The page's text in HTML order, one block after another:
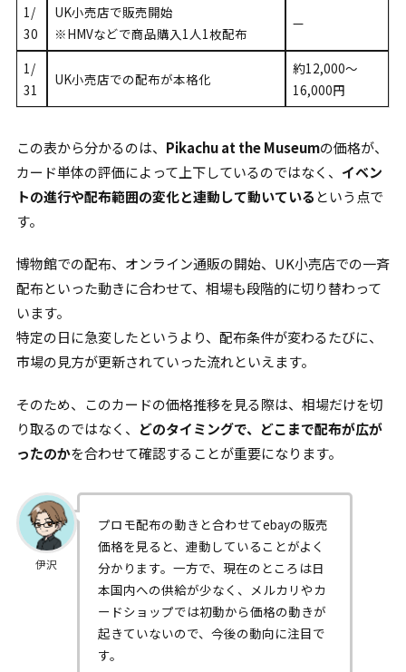
1/
30
UK小売店で販売開始
※HMVなどで商品購入1人1枚配布
—
1/
31
UK小売店での配布が本格化
約12,000〜
16,000円
この表から分かるのは、 Pikachu at the Museumの価格が、
カード単体の評価によって上下しているのではなく、 イベン
トの進行や配布範囲の変化と連動して動いている という点で
す。
博物館での配布、オンライン通販の開始、UK小売店での一斉
配布といった動きに合わせて、相場も段階的に切り替わって
います。
特定の日に急変したというより、配布条件が変わるたびに、
市場の見方が更新されていった流れといえます。
そのため、このカードの価格推移を見る際は、相場だけを切
り取るのではなく、 どのタイミングで、どこまで配布が広が
ったのかを合わせて確認することが重要になります。
伊沢
プロモ配布の動きと合わせてebayの販売
価格を見ると、連動していることがよく
分かります。一方で、現在のところは日
本国内への供給が少なく、メルカリやカ
ードショップでは初動から価格の動きが
起きていないので、今後の動向に注目で
す。